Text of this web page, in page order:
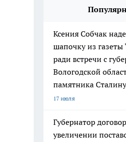
Ксения Собчак
шапочку из газеты
ради встречи с
Вологодской
памятника Сталину
17 июля
Губернатор
увеличении